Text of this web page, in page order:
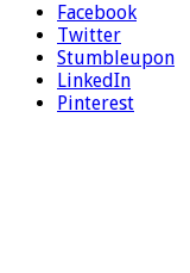
Facebook
Twitter
Stumbleupon
LinkedIn
Pinterest